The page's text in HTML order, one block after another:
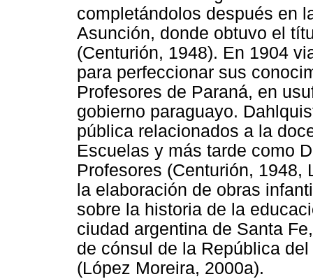
completándolos después en
Asunción, donde obtuvo el
(Centurión, 1948). En 1904
para perfeccionar sus
Profesores de Paraná, en
gobierno paraguayo.
pública relacionados a la
Escuelas y más tarde como
Profesores (Centurión, 1948,
la elaboración de obras
sobre la historia de la
ciudad argentina de Santa
de cónsul de la República
(López Moreira, 2000a).